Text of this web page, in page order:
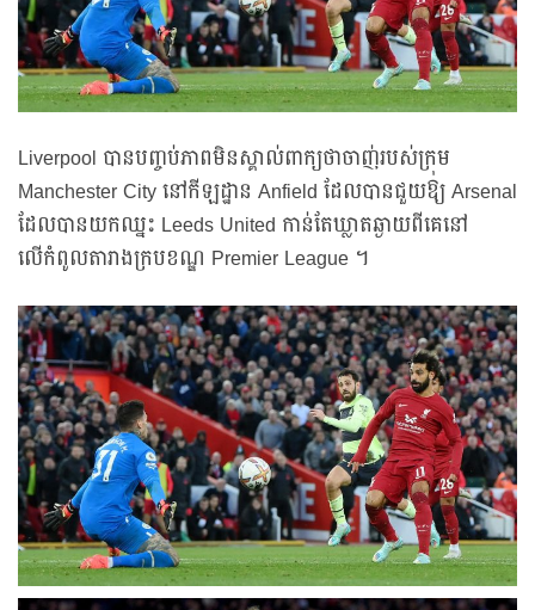
Liverpool បានបញ្ចប់ភាពមិនស្គាល់ពាក្យថាចាញ់របស់ក្រុម
Manchester City នៅកីឡដ្ឋាន Anfield ដែលបានជួយឱ្យ Arsenal
ដែលបានយកឈ្នះ Leeds United កាន់តែឃ្លាតឆ្ងាយពីគេនៅ
លើកំពូលតារាងក្របខណ្ឌ Premier League ។